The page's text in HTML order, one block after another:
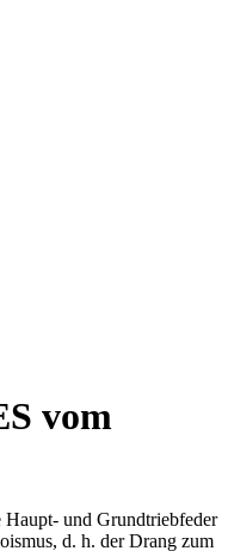
vom
Haupt- und Grundtriebfeder
d. h. der Drang zum